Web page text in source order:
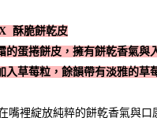
酥脆餅乾皮
的蛋捲餅皮，擁有餅乾香氣與
入草莓粒，餘韻帶有淡雅的草
嘴裡綻放純粹的餅乾香氣與口